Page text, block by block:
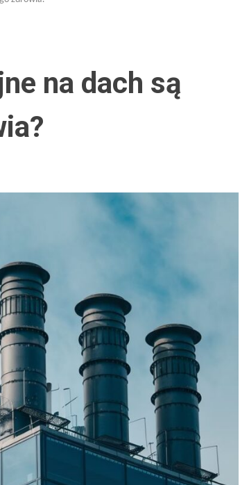
na dach są